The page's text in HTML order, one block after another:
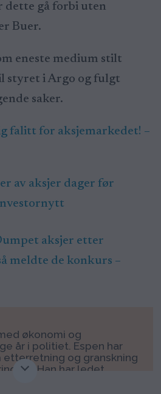
dette gå forbi uten
Buer.
eneste medium stilt
styret i Argo og fulgt
saker.
falitt for aksjemarkedet! –
av aksjer dager før
aksjer etter
meldte de konkurs –
økonomi og
år i politiet. Espen har
og granskning
Han har ledet